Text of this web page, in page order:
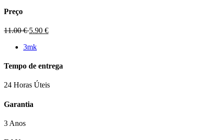
Preço
11.00€5.90 €
3mk
Tempo de entrega
24 Horas Úteis
Garantia
3 Anos